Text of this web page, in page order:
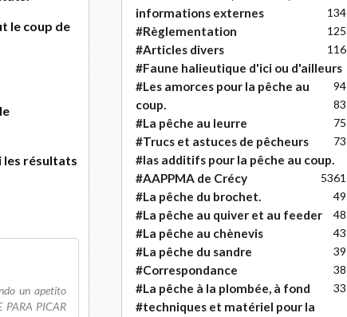
le coup de
les résultats
un apetito
PARA PICAR
informations externes
134
#Règlementation 125
#Articles divers 116
#Faune halieutique d'ici ou d'ailleurs
94
#Les amorces pour la pêche au
coup.
83
#La pêche au leurre 75
#Trucs et astuces de pêcheurs 73
#las additifs pour la pêche au coup.
61
#AAPPMA de Crécy 53
#La pêche du brochet. 49
#La pêche au quiver et au feeder 48
#La pêche au chènevis 43
#La pêche du sandre 39
#Correspondance 38
#La pêche à la plombée, à fond 33
#techniques et matériel pour la